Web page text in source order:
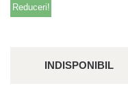
INDISPONIBIL
Reduceri!